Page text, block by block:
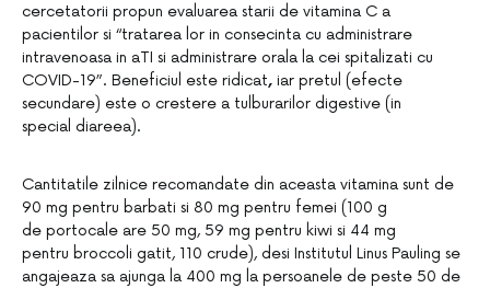
cercetatorii propun evaluarea starii de vitamina C a
pacientilor si “tratarea lor in consecinta cu administrare
intravenoasa in aTI si administrare orala la cei spitalizati cu
COVID-19”. Beneficiul este ridicat, iar pretul (efecte
secundare) este o crestere a tulburarilor digestive (in
special diareea).
Cantitatile zilnice recomandate din aceasta vitamina sunt de
90 mg pentru barbati si 80 mg pentru femei (100 g
de portocale are 50 mg, 59 mg pentru kiwi si 44 mg
pentru broccoli gatit, 110 crude), desi Institutul Linus Pauling se
angajeaza sa ajunga la 400 mg la persoanele de peste 50 de